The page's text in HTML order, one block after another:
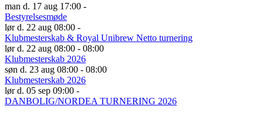
man d. 17 aug 17:00 -
Bestyrelsesmøde
lør d. 22 aug 08:00 -
Klubmesterskab & Royal Unibrew Netto turnering
lør d. 22 aug 08:00 - 08:00
Klubmesterskab 2026
søn d. 23 aug 08:00 - 08:00
Klubmesterskab 2026
lør d. 05 sep 09:00 -
DANBOLIG/NORDEA TURNERING 2026